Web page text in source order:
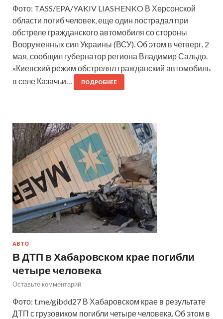
Фото: TASS/EPA/YAKIV LIASHENKO В Херсонской
области погиб человек, еще один пострадал при
обстреле гражданского автомобиля со стороны
Вооруженных сил Украины (ВСУ). Об этом в четверг, 2
мая, сообщил губернатор региона Владимир Сальдо.
«Киевский режим обстрелял гражданский автомобиль
в селе Казачьи…
ПОДРОБНЕЕ
АВТО
В ДТП в Хабаровском крае погибли
четыре человека
Оставьте комментарий
Фото: t.me/gibdd27 В Хабаровском крае в результате
ДТП с грузовиком погибли четыре человека. Об этом в